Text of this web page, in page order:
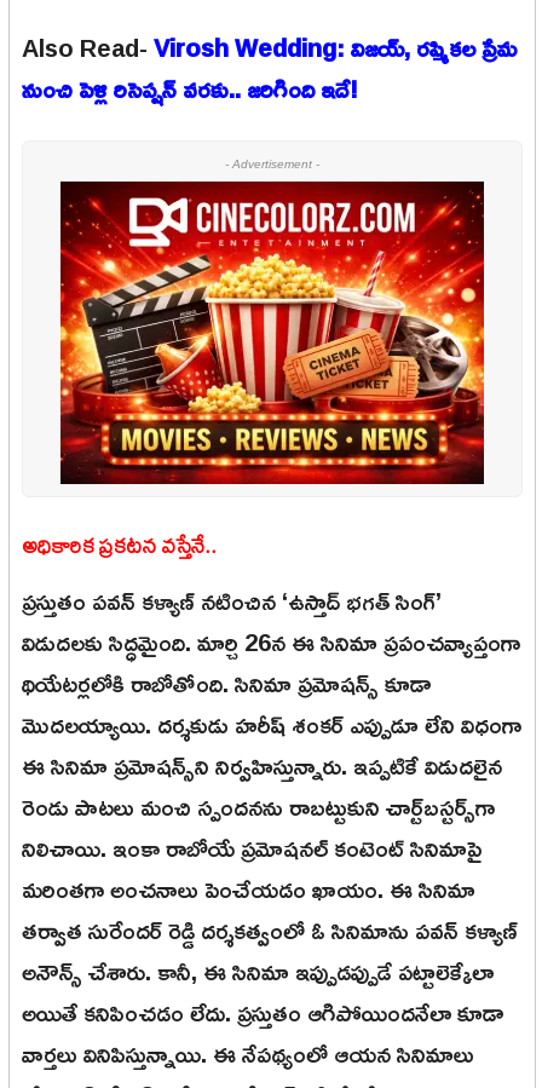
Also Read-Virosh Wedding: విజయ్, రష్మికల ప్రేమ
నుంచి పెళ్లి రిసెప్షన్ వరకు.. జరిగింది ఇదే!
- Advertisement -
అధికారిక ప్రకటన వస్తేనే..
ప్రస్తుతం పవన్ కళ్యాణ్ నటించిన ‘ఉస్తాద్ భగత్ సింగ్’
విడుదలకు సిద్ధమైంది. మార్చి 26న ఈ సినిమా ప్రపంచవ్యాప్తంగా
థియేటర్లలోకి రాబోతోంది. సినిమా ప్రమోషన్స్ కూడా
మొదలయ్యాయి. దర్శకుడు హరీష్ శంకర్ ఎప్పుడూ లేని విధంగా
ఈ సినిమా ప్రమోషన్స్‌ని నిర్వహిస్తున్నారు. ఇప్పటికే విడుదలైన
రెండు పాటలు మంచి స్పందనను రాబట్టుకుని చార్ట్‌బస్టర్స్‌‌గా
నిలిచాయి. ఇంకా రాబోయే ప్రమోషనల్ కంటెంట్ సినిమాపై
మరింతగా అంచనాలు పెంచేయడం ఖాయం. ఈ సినిమా
తర్వాత సురేందర్ రెడ్డి దర్శకత్వంలో ఓ సినిమాను పవన్ కళ్యాణ్
అనౌన్స్ చేశారు. కానీ, ఈ సినిమా ఇప్పుడప్పుడే పట్టాలెక్కేలా
అయితే కనిపించడం లేదు. ప్రస్తుతం ఆగిపోయిందనేలా కూడా
వార్తలు వినిపిస్తున్నాయి. ఈ నేపథ్యంలో ఆయన సినిమాలు